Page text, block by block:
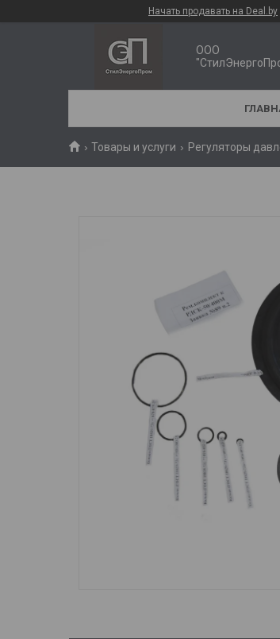
Начать продавать на Deal.by
ООО
Товары и услуги Регуляторы